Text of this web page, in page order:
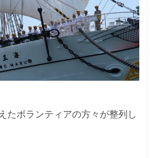
たボランティアの方々が整列し